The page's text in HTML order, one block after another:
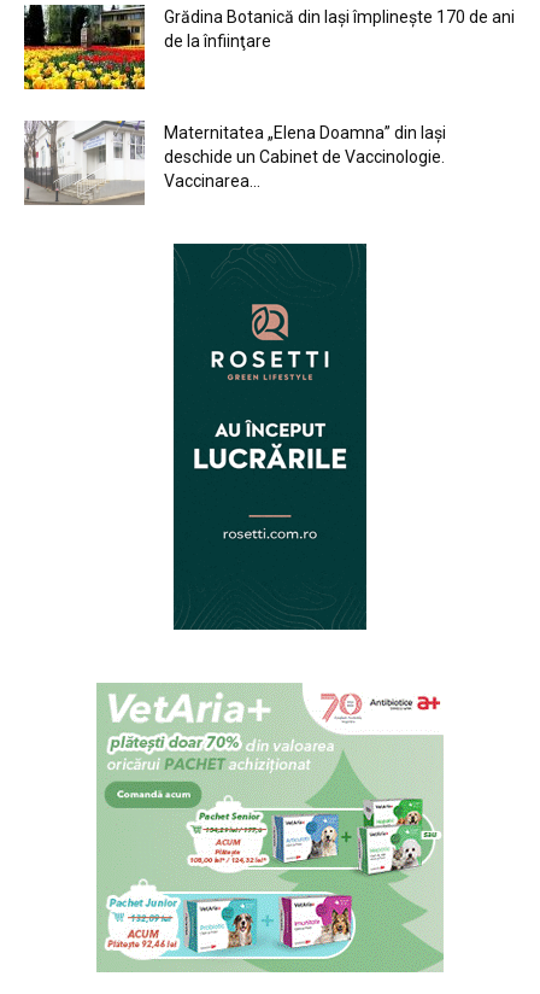
Grădina Botanică din Iaşi împlineşte 170 de ani
de la înfiinţare
Maternitatea „Elena Doamna” din Iași
deschide un Cabinet de Vaccinologie.
Vaccinarea...